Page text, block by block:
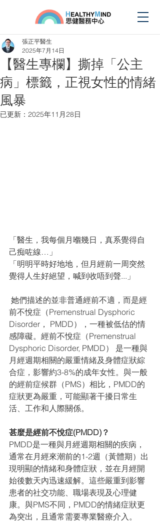
【醫生專欄】撕掉「公主
病」標籤，正視女性的情緒
風暴
張正平醫生
2025年7月14日
已更新： 2025年11月28日
「醫生，我每個月嗰幾日，真系覺得自
己痴咗線…」
「明明平時好地地，但月經前一周突然
覺得人生好絕望，喊到收唔到聲...」
前不悅症（Premenstrual Dysphoric
Disorder， PMDD），一種被低估的情
感障礙。經前不悅症（Premenstrual
Dysphoric Disorder, PMDD） 是一種與
月經週期相關的嚴重情緒及身體症狀綜
合症，影響約3-8%的成年女性。與一般
的經前症候群（PMS）相比，PMDD的
症狀更為嚴重，可能顯著干擾日常生
活、工作和人際關係。
甚麼是經前不悅症(PMDD)？
PMDD是一種與月經週期相關的疾病，
通常在月經來潮前的1-2週（黃體期）出
現明顯的情緒和身體症狀，並在月經開
始後數天內迅速緩解。這些嚴重到影響
患者的社交功能、職場表現及心理健
康。與PMS不同，PMDD的情緒症狀更
為突出，且通常需要專業醫療介入。